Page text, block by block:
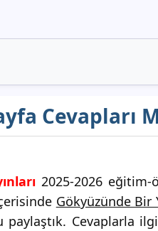
Cevapları
2025-2026 eğitim-
Gökyüzünde Bir
paylaştık. Cevaplarla